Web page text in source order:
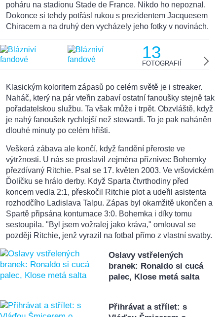
poháru na stadionu Stade de France. Nikdo ho nepoznal.
Dokonce si tehdy potřásl rukou s prezidentem Jacquesem
Chiracem a na druhý den vycházely jeho fotky v novinách.
13
FOTOGRAFIÍ
Klasickým koloritem zápasů po celém světě je i streaker.
Naháč, který na pár vteřin zabaví ostatní fanoušky stejně tak
pořadatelskou službu. Ta však může i trpět. Obzvláště, když
je nahý fanoušek rychlejší než stewardi. To je pak naháněn
dlouhé minuty po celém hřišti.
Veškerá zábava ale končí, když fandění přeroste ve
výtržnosti. U nás se proslavil zejména příznivec Bohemky
přezdívaný Ritchie. Psal se 17. květen 2003. Ve vršovickém
Ďolíčku se hrálo derby. Když Sparta čtvrthodiny před
koncem vedla 2:1, přeskočil Ritchie plot a udeřil asistenta
rozhodčího Ladislava Talpu. Zápas byl okamžitě ukončen a
Spartě připsána kontumace 3:0. Bohemka i díky tomu
sestoupila. "Byl jsem vožralej jako kráva," omlouval se
později Ritchie, jenž vyrazil na fotbal přímo z vlastní svatby.
Oslavy vstřelených
branek: Ronaldo si cucá
palec, Klose metá salta
Přihrávat a střílet: s